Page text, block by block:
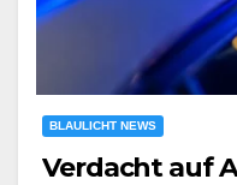
BLAULICHT NEWS
Verdacht auf